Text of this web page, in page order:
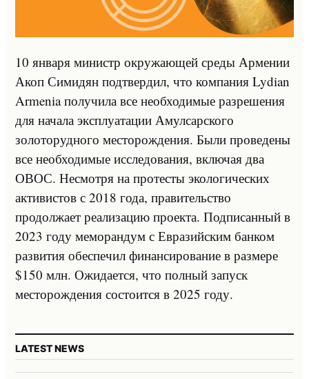
10 января министр окружающей среды Армении
Акоп Симидян подтвердил, что компания Lydian
Armenia получила все необходимые разрешения
для начала эксплуатации Амулсарского
золоторудного месторождения. Были проведены
все необходимые исследования, включая два
ОВОС. Несмотря на протесты экологических
активистов с 2018 года, правительство
продолжает реализацию проекта. Подписанный в
2023 году меморандум с Евразийским банком
развития обеспечил финансирование в размере
$150 млн. Ожидается, что полный запуск
месторождения состоится в 2025 году.
LATEST NEWS